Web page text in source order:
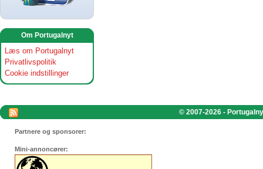
Om Portugalnyt
Læs om Portugalnyt
Privatlivspolitik
Cookie indstillinger
© 2007-2026 -
Partnere og sponsorer:
Mini-annoncører: